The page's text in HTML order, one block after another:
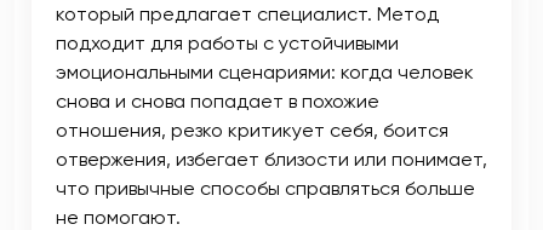
который предлагает специалист. Метод
подходит для работы с устойчивыми
эмоциональными сценариями: когда человек
снова и снова попадает в похожие
отношения, резко критикует себя, боится
отвержения, избегает близости или понимает,
что привычные способы справляться больше
не помогают.